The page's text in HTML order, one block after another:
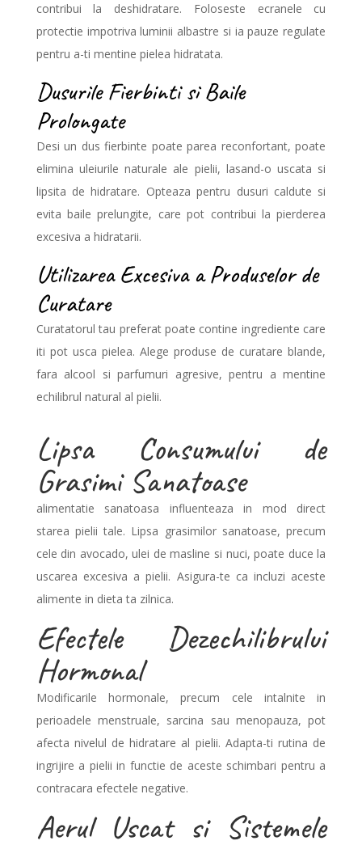
contribui la deshidratare. Foloseste ecranele cu
protectie impotriva luminii albastre si ia pauze regulate
pentru a-ti mentine pielea hidratata.
Dusurile Fierbinti si Baile
Prolongate
Desi un dus fierbinte poate parea reconfortant, poate
elimina uleiurile naturale ale pielii, lasand-o uscata si
lipsita de hidratare. Opteaza pentru dusuri caldute si
evita baile prelungite, care pot contribui la pierderea
excesiva a hidratarii.
Utilizarea Excesiva a Produselor de
Curatare
Curatatorul tau preferat poate contine ingrediente care
iti pot usca pielea. Alege produse de curatare blande,
fara alcool si parfumuri agresive, pentru a mentine
echilibrul natural al pielii.
Lipsa Consumului de
Grasimi Sanatoase
alimentatie sanatoasa influenteaza in mod direct
starea pielii tale. Lipsa grasimilor sanatoase, precum
cele din avocado, ulei de masline si nuci, poate duce la
uscarea excesiva a pielii. Asigura-te ca incluzi aceste
alimente in dieta ta zilnica.
Efectele Dezechilibrului
Hormonal
Modificarile hormonale, precum cele intalnite in
perioadele menstruale, sarcina sau menopauza, pot
afecta nivelul de hidratare al pielii. Adapta-ti rutina de
ingrijire a pielii in functie de aceste schimbari pentru a
contracara efectele negative.
Aerul Uscat si Sistemele